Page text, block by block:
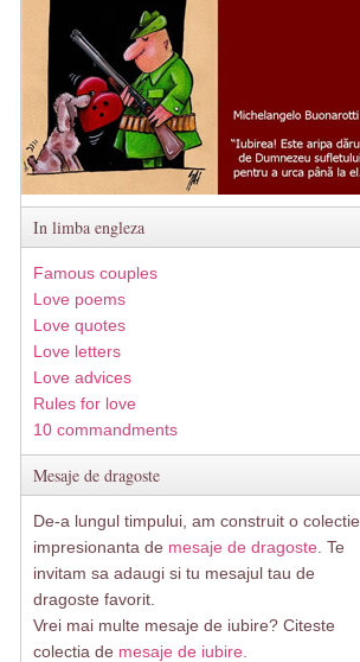
In limba engleza
Famous couples
Love poems
Love quotes
Love letters
Love advices
Rules for love
10 commandments
Mesaje de dragoste
De-a lungul timpului, am construit o colectie
impresionanta de mesaje de dragoste . Te
invitam sa adaugi si tu mesajul tau de
dragoste favorit.
Vrei mai multe mesaje de iubire? Citeste
colectia de mesaje de iubire.